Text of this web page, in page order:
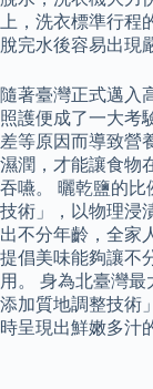
上，洗衣標準行
脫完水後容易出現
隨著臺灣正式邁入
照護便成了一大考
差等原因而導致營
濕潤，才能讓食物
吞嚥。 曬乾鹽的比
技術」，以物理浸
出不分年齡，全家
提倡美味能夠讓不
用。 身為北臺灣
添加質地調整技術
時呈現出鮮嫩多汁